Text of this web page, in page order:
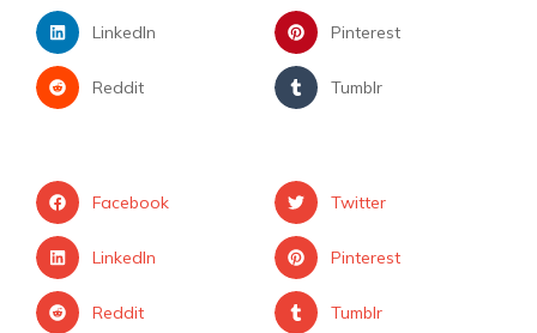
LinkedIn Pinterest
Reddit Tumblr
Facebook Twitter
LinkedIn Pinterest
Reddit Tumblr